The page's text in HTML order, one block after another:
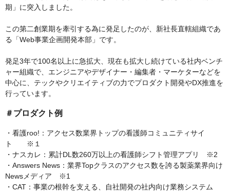
期」に突入しました。
この第二創業期を牽引する為に発足したのが、新社長直轄組織であ
る「Web事業企画開発本部」です。
発足3年で100名以上に急拡大、現在も拡大し続けている社内ベンチ
ャー組織で、エンジニアやデザイナー・編集者・マーケターなどを
中心に、テックやクリエイティブの力でプロダクト開発やDX推進を
行っています。
＃プロダクト例
・看護roo!：アクセス数業界トップの看護師コミュニティサイ
ト ※１
・ナスカレ：累計DL数260万以上の看護師シフト管理アプリ ※2
・Answers News：業界Topクラスのアクセス数を誇る製薬業界向け
Newsメディア ※1
・CAT：事業の根幹を支える、自社開発の社内向け業務システム